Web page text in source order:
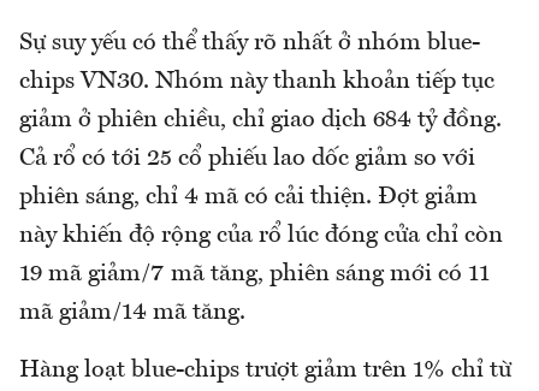
Sự suy yếu có thể thấy rõ nhất ở nhóm blue-
chips VN30. Nhóm này thanh khoản tiếp tục
giảm ở phiên chiều, chỉ giao dịch 684 tỷ đồng.
Cả rổ có tới 25 cổ phiếu lao dốc giảm so với
phiên sáng, chỉ 4 mã có cải thiện. Đợt giảm
này khiến độ rộng của rổ lúc đóng cửa chỉ còn
19 mã giảm/7 mã tăng, phiên sáng mới có 11
mã giảm/14 mã tăng.
Hàng loạt blue-chips trượt giảm trên 1% chỉ từ